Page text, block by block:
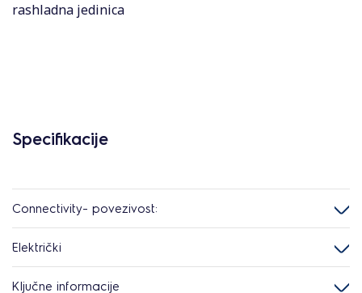
rashladna jedinica
Specifikacije
Connectivity- povezivost:
Električki
Ključne informacije